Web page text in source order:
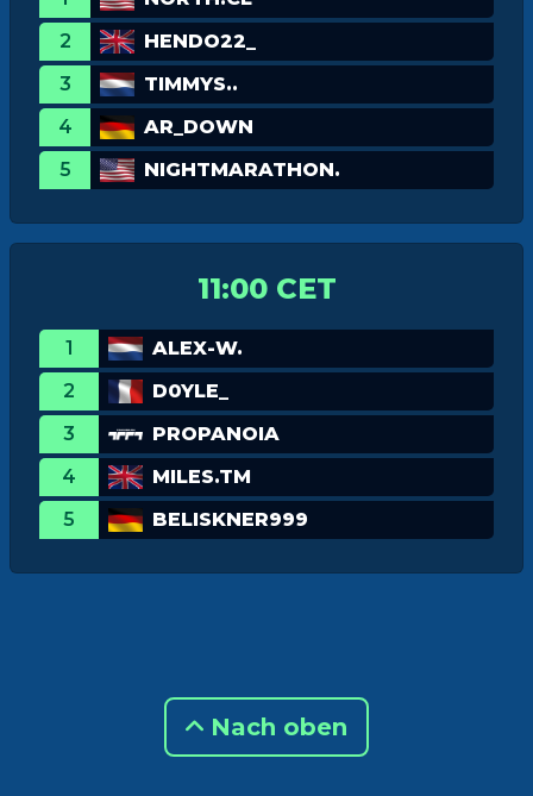
2
HENDO22_
3
TIMMYS..
4
AR_DOWN
5
NIGHTMARATHON.
11:00 CET
1
ALEX-W.
2
D0YLE_
3
PROPANOIA
4
MILES.TM
5
BELISKNER999
Nach oben